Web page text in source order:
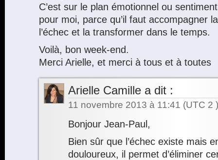
C’est sur le plan émotionnel ou
pour moi, parce qu’il faut accompagner
l’échec et la transformer dans le temps.
Voilà, bon week-end.
Merci Arielle, et merci à tous et à toutes
Arielle Camille a dit :
11 novembre 2013 à 11:41 (UTC 2 )
Bonjour Jean-Paul,
Bien sûr que l’échec existe mais
douloureux, il permet d’éliminer